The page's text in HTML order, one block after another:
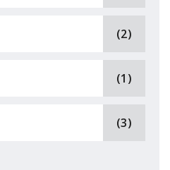
(2)
(1)
(3)